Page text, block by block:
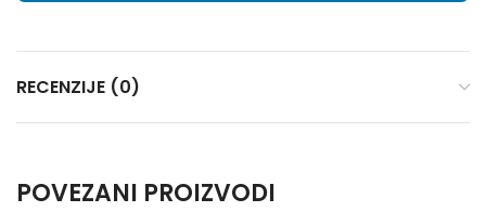
RECENZIJE (0)
POVEZANI PROIZVODI